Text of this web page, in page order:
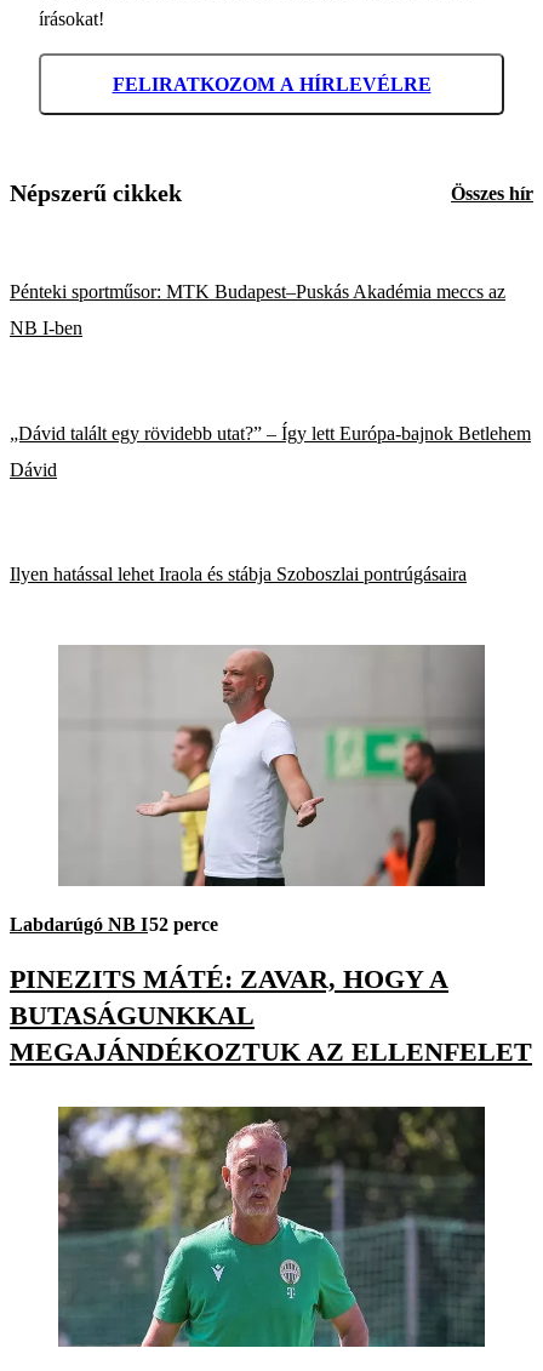
írásokat!
FELIRATKOZOM A HÍRLEVÉLRE
Népszerű cikkek Összes hír
Pénteki sportműsor: MTK Budapest–Puskás Akadémia meccs az
NB I-ben
„Dávid talált egy rövidebb utat?” – Így lett Európa-bajnok Betlehem
Dávid
Ilyen hatással lehet Iraola és stábja Szoboszlai pontrúgásaira
Labdarúgó NB I52 perce
PINEZITS MÁTÉ: ZAVAR, HOGY A
BUTASÁGUNKKAL
MEGAJÁNDÉKOZTUK AZ ELLENFELET